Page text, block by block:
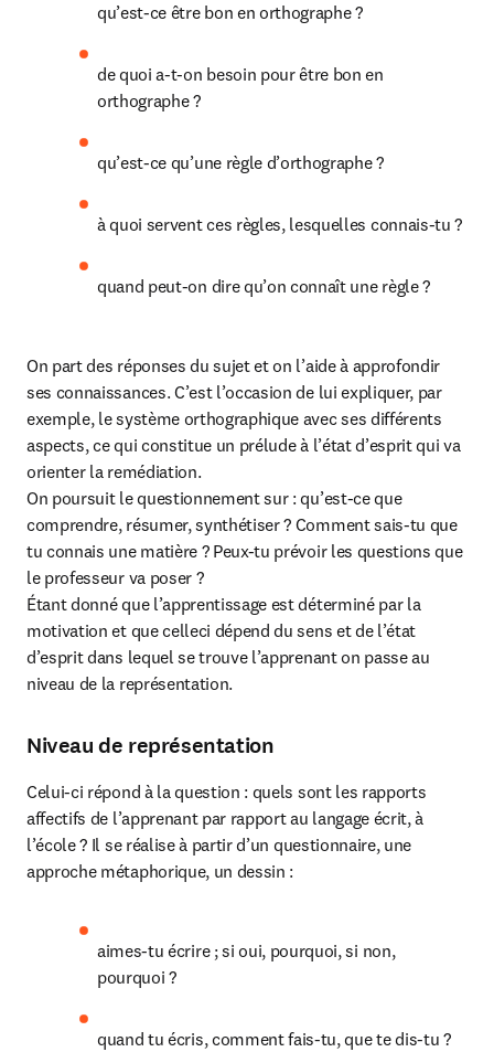
qu’est-ce être bon en orthographe ?
de quoi a-t-on besoin pour être bon en
orthographe ?
qu’est-ce qu’une règle d’orthographe ?
à quoi servent ces règles, lesquelles connais-tu ?
quand peut-on dire qu’on connaît une règle ?
On part des réponses du sujet et on l’aide à approfondir
ses connaissances. C’est l’occasion de lui expliquer, par
exemple, le système orthographique avec ses différents
aspects, ce qui constitue un prélude à l’état d’esprit qui va
orienter la remédiation.
On poursuit le questionnement sur : qu’est-ce que
comprendre, résumer, synthétiser ? Comment sais-tu que
tu connais une matière ? Peux-tu prévoir les questions que
le professeur va poser ?
Étant donné que l’apprentissage est déterminé par la
motivation et que celleci dépend du sens et de l’état
d’esprit dans lequel se trouve l’apprenant on passe au
niveau de la représentation.
Niveau de représentation
Celui-ci répond à la question : quels sont les rapports
affectifs de l’apprenant par rapport au langage écrit, à
l’école ? Il se réalise à partir d’un questionnaire, une
approche métaphorique, un dessin :
aimes-tu écrire ; si oui, pourquoi, si non,
pourquoi ?
quand tu écris, comment fais-tu, que te dis-tu ?